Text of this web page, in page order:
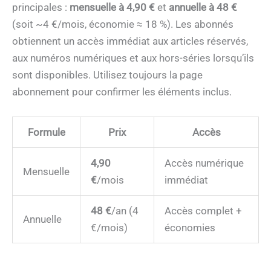
principales : mensuelle à 4,90 € et annuelle à 48 €
(soit ~4 €/mois, économie ≈ 18 %). Les abonnés
obtiennent un accès immédiat aux articles réservés,
aux numéros numériques et aux hors-séries lorsqu’ils
sont disponibles. Utilisez toujours la page
abonnement pour confirmer les éléments inclus.
Formule Prix Accès
Mensuelle
4,90
€/mois
Accès numérique
immédiat
Annuelle
48 €/an (4
€/mois)
Accès complet +
économies